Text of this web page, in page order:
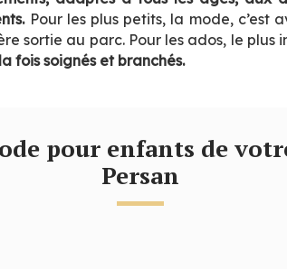
Pour les plus petits, la mode, c’est
sortie au parc. Pour les ados, le plus
fois soignés et branchés.
Persan